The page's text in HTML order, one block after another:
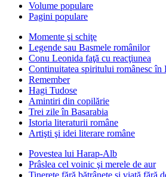
Volume populare
Pagini populare
Momente şi schiţe
Legende sau Basmele românilor
Conu Leonida faţă cu reacţiunea
Continuitatea spiritului românesc în
Remember
Hagi Tudose
Amintiri din copilărie
Trei zile în Basarabia
Istoria literaturii române
Artişti şi idei literare române
Povestea lui Harap-Alb
Prâslea cel voinic şi merele de aur